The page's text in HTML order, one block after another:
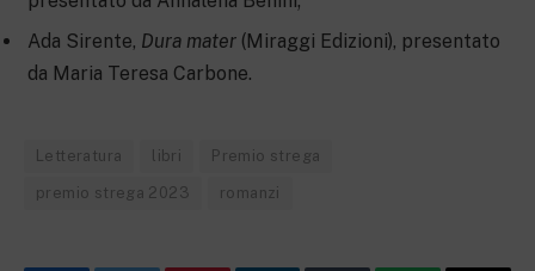
Ada Sirente, Dura mater (Miraggi Edizioni), presentato
da Maria Teresa Carbone.
Letteratura libri Premio strega
premio strega 2023 romanzi